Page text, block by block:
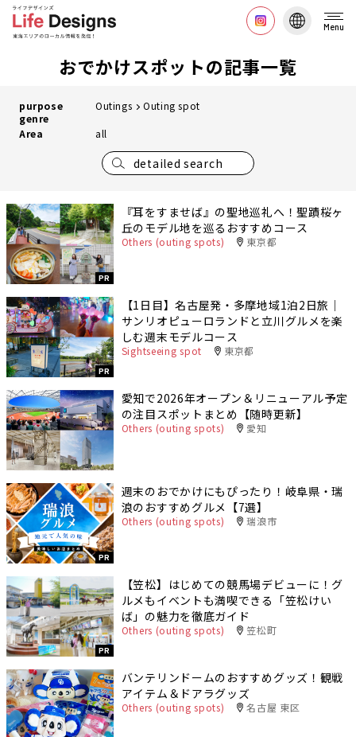
Menu
おでかけスポットの記事一覧
purpose
genre
Outings Outing spot
Area all
detailed search
PR
『耳をすませば』の聖地巡礼へ！聖蹟桜ヶ
丘のモデル地を巡るおすすめコース
Others (outing spots) 東京都
PR
【1日目】名古屋発・多摩地域1泊2日旅｜
サンリオピューロランドと立川グルメを楽
しむ週末モデルコース
Sightseeing spot 東京都
愛知で2026年オープン＆リニューアル予定
の注目スポットまとめ【随時更新】
Others (outing spots) 愛知
PR
週末のおでかけにもぴったり！岐阜県・瑞
浪のおすすめグルメ【7選】
Others (outing spots) 瑞浪市
PR
【笠松】はじめての競馬場デビューに！グ
ルメもイベントも満喫できる「笠松けい
ば」の魅力を徹底ガイド
Others (outing spots) 笠松町
バンテリンドームのおすすめグッズ！観戦
アイテム＆ドアラグッズ
Others (outing spots) 名古屋 東区